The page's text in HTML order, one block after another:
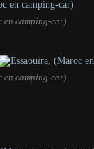
en camping-car)
en camping-car)